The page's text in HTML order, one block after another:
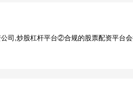
司,炒股杠杆平台②合规的股票配资平台